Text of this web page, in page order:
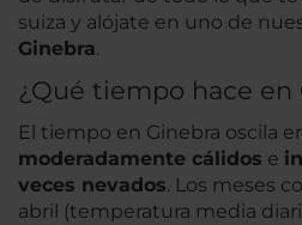
suiza y alójate en uno de
Ginebra.
¿Qué tiempo hace en
El tiempo en Ginebra oscila
moderadamente cálidos e
veces nevados. Los meses
abril (temperatura media